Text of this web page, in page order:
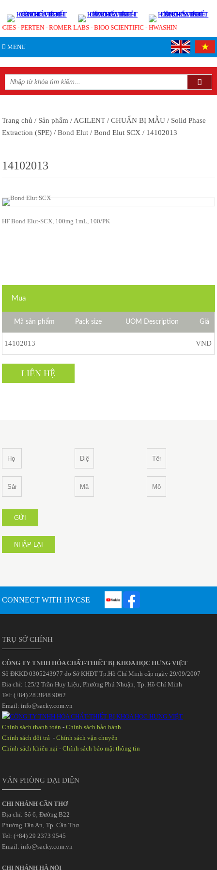
- PERTEN - ROMER LABS - BIOO SCIENTIFIC - HWASHIN
MENU
Trang chủ / Sản phẩm / AGILENT / CHUẨN BỊ MẪU / Solid Phase
Extraction (SPE) / Bond Elut / Bond Elut SCX / 14102013
14102013
HF Bond Elut-SCX, 100mg 1mL, 100/PK
Mua
Mã sản phẩm Pack size UOM Description Giá
14102013 VND
LIÊN HỆ
GỬI
NHẬP LẠI
CONNECT WITH HVCSE
TRỤ SỞ CHÍNH
CÔNG TY TNHH HÓA CHẤT-THIẾT BỊ KHOA HỌC HƯNG VIỆT
Số ĐKKD 0305243977 do Sở KHĐT Tp.Hồ Chí Minh cấp ngày 29/09/2007
Đia chỉ: 125/2 Trần Huy Liệu‚ Phường Phú Nhuận‚ Tp. Hồ Chí Minh
Tel: (+84) 28 3848 9062
Email: info@sacky.com.vn
Chính sách thanh toán -Chính sách bảo hành
Chính sách đổi trả -Chính sách vận chuyển
Chính sách khiếu nại -Chính sách bảo mật thông tin
VĂN PHÒNG ĐẠI DIỆN
CHI NHÁNH CẦN THƠ
Địa chỉ: Số 6‚ Đường B22
Phường Tân An‚ Tp. Cần Thơ
Tel: (+84) 29 2373 9545
Email: info@sacky.com.vn
CHI NHÁNH HÀ NỘI